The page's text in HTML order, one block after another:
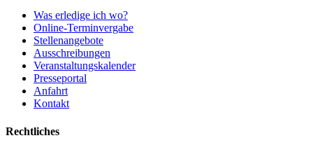
Was erledige ich wo?
Online-Terminvergabe
Stellenangebote
Ausschreibungen
Veranstaltungskalender
Presseportal
Anfahrt
Kontakt
Rechtliches